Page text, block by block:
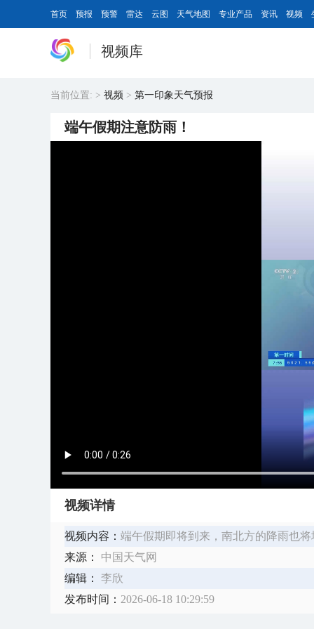
首页 预报 预警 雷达 云图 天气地图 专业产品 资讯 视频
视频库
当前位置: > 视频 > 第一印象天气预报
端午假期注意防雨！
视频详情
视频内容： 端午假期即将到来，南北方的降雨也
来源：
中国天气网
编辑：
李欣
发布时间： 2026-06-18 10:29:59